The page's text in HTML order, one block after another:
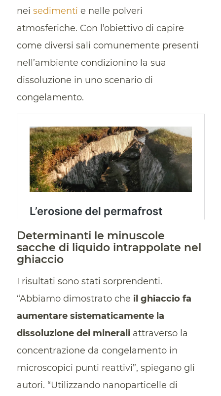
nei sedimenti e nelle polveri
atmosferiche. Con l’obiettivo di capire
come diversi sali comunemente presenti
nell’ambiente condizionino la sua
dissoluzione in uno scenario di
congelamento.
Determinanti le minuscole
sacche di liquido intrappolate nel
ghiaccio
I risultati sono stati sorprendenti.
“Abbiamo dimostrato che il ghiaccio fa
aumentare sistematicamente la
dissoluzione dei mineraliattraverso la
concentrazione da congelamento in
microscopici punti reattivi”, spiegano gli
autori. “Utilizzando nanoparticelle di